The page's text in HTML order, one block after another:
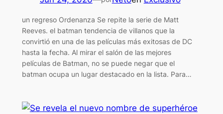
un regreso Ordenanza Se repite la serie de Matt
Reeves. el batman tendencia de villanos que la
convirtió en una de las películas más exitosas de DC
hasta la fecha. Al mirar el salón de las mejores
películas de Batman, no se puede negar que el
batman ocupa un lugar destacado en la lista. Para…